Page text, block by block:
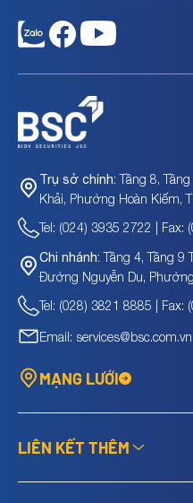
Trụ sở chính: Tầng 8,
Khải, Phường Hoàn Kiếm,
Tel: (024) 3935 2722 | Fax:
Chi nhánh: Tầng 4, Tầng 9
Đường Nguyễn Du,
Tel: (028) 3821 8885 | Fax:
Email: services@bsc.com.vn
MẠNG LƯỚI
LIÊN KẾT THÊM